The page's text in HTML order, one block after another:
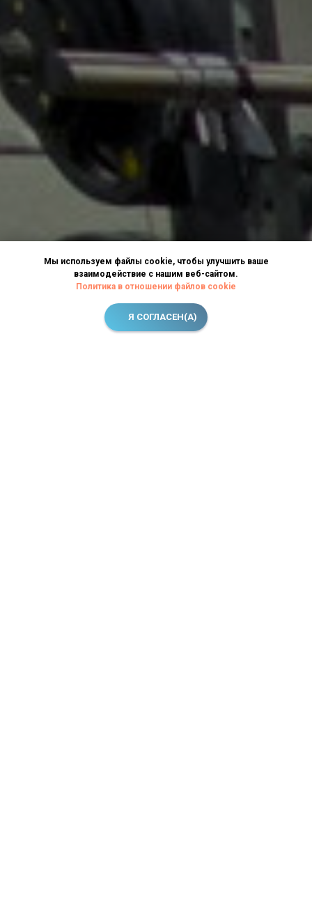
Номера Фотогаларея
Мы используем файлы cookie, чтобы улучшить ваше
взаимодействие с нашим веб-сайтом.
Политика в отношении файлов cookie
Я СОГЛАСЕН(А)